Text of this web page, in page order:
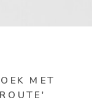
MET